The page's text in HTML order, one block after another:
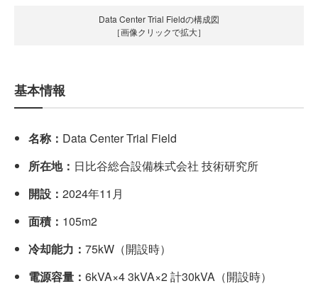
Data Center Trial Fieldの構成図
［画像クリックで拡大］
基本情報
名称： Data Center Trial Field
所在地： 日比谷総合設備株式会社 技術研究所
開設： 2024年11月
面積： 105m2
冷却能力： 75kW（開設時）
電源容量： 6kVA×4 3kVA×2 計30kVA（開設時）